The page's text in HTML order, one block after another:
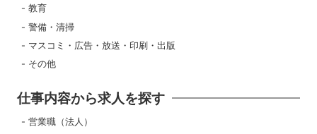
教育
警備・清掃
マスコミ・広告・放送・印刷・出版
その他
仕事内容から求人を探す
営業職（法人）